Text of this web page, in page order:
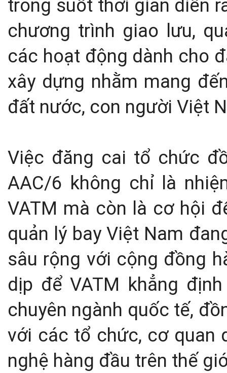
chương trình giao lưu,
các hoạt động dành cho
xây dựng nhằm mang
đất nước, con người Việt
Việc đăng cai tổ chức
AAC/6 không chỉ là
VATM mà còn là cơ hội
quản lý bay Việt Nam
sâu rộng với cộng đồng
dịp để VATM khẳng
chuyên ngành quốc tế,
với các tổ chức, cơ quan
nghệ hàng đầu trên thế